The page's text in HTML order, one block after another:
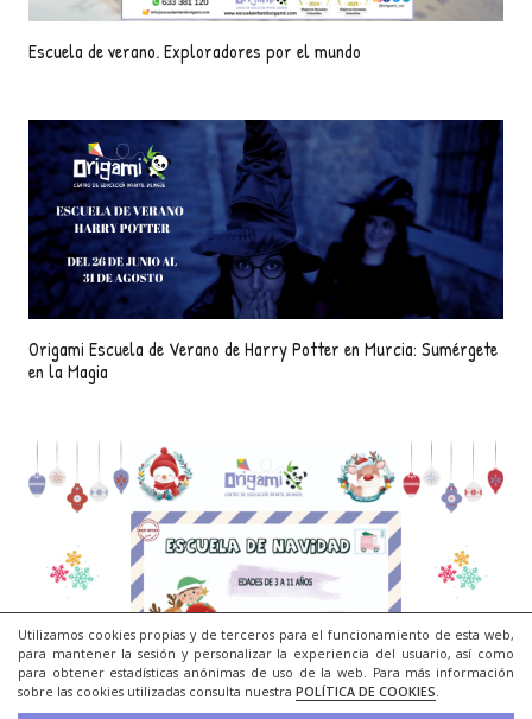
Utilizamos cookies propias y de terceros para el funcionamiento de esta web,
para mantener la sesión y personalizar la experiencia del usuario, así como
para obtener estadísticas anónimas de uso de la web. Para más información
sobre las cookies utilizadas consulta nuestra POLÍTICA DE COOKIES.
Escuela de verano. Exploradores por el mundo
Origami Escuela de Verano de Harry Potter en Murcia: Sumérgete
en la Magia